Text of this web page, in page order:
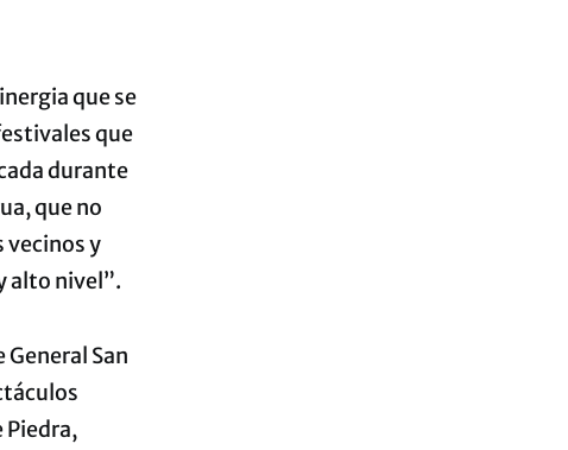
que se
que
durante
que no
vecinos y
alto nivel”.
San
Piedra,